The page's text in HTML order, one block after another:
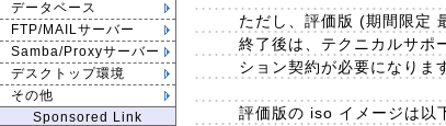
データベース
FTP/MAILサーバー
Samba/Proxyサーバー
デスクトップ環境
その他
Sponsored Link
ただし、評価版 (期間限定
終了後は、テクニカルサポ
ション契約が必要になりま
評価版の iso イメージは以